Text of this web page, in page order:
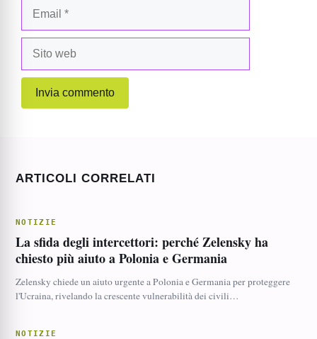
web
ARTICOLI CORRELATI
NOTIZIE
La sfida degli intercettori: perché Zelensky ha
chiesto più aiuto a Polonia e Germania
Zelensky chiede un aiuto urgente a Polonia e Germania per proteggere
l'Ucraina, rivelando la crescente vulnerabilità dei civili…
NOTIZIE